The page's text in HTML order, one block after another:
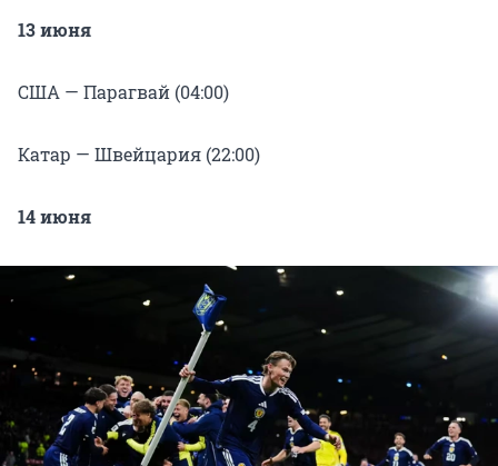
13 июня
США — Парагвай (04:00)
Катар — Швейцария (22:00)
14 июня